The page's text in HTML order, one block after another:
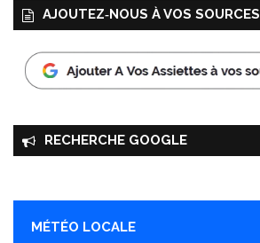
AJOUTEZ‑NOUS À VOS SOURCES
RECHERCHE GOOGLE
MÉTÉO LOCALE